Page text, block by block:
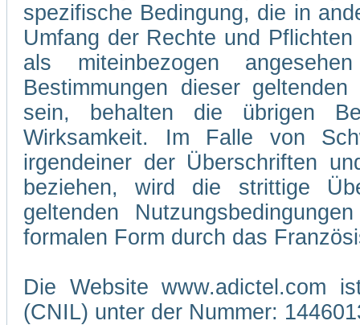
spezifische Bedingung, die in
Umfang der Rechte und
als miteinbezogen
Bestimmungen dieser
sein, behalten die übrigen
Wirksamkeit. Im Falle von
irgendeiner der Überschriften
beziehen, wird die strittige
geltenden
formalen Form durch das
Die Website www.adictel.com
(CNIL) unter der Nummer: